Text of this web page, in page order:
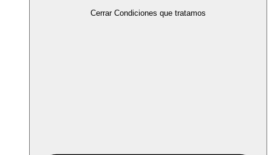
Cerrar Condiciones que tratamos